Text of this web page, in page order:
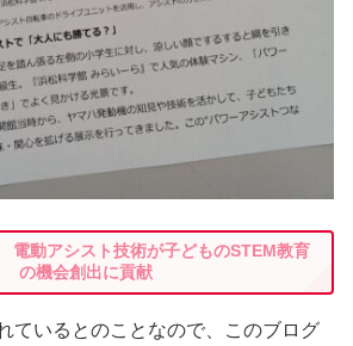
動アシスト技術が子どものSTEM教育
の機会創出に貢献
ているとのことなので、このブログ